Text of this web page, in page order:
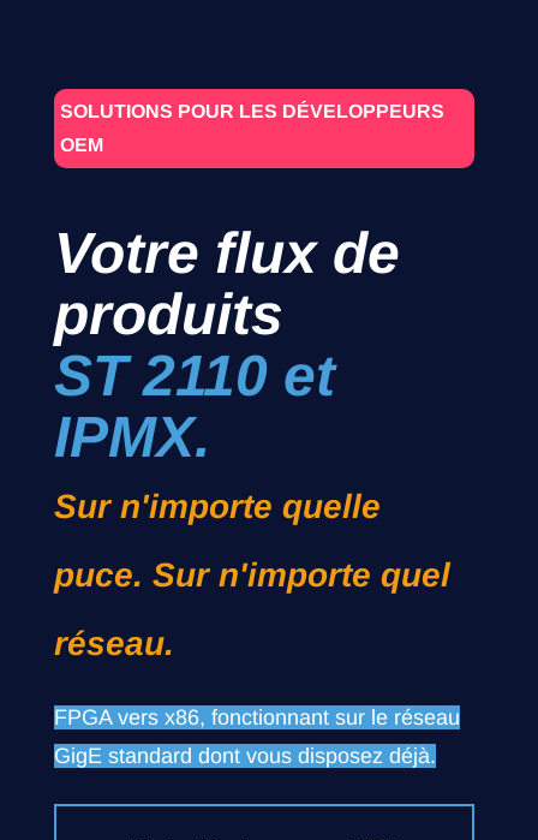
SOLUTIONS POUR LES DÉVELOPPEURS
OEM
Votre flux de
produits
ST 2110 et
IPMX.
Sur n'importe quelle
puce. Sur n'importe quel
réseau.
FPGA vers x86, fonctionnant sur le réseau
GigE standard dont vous disposez déjà.